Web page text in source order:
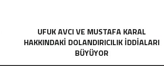
UFUK AVCI VE MUSTAFA KARAL
HAKKINDAKI DOLANDIRICILIK İDDIALARI
BÜYÜYOR